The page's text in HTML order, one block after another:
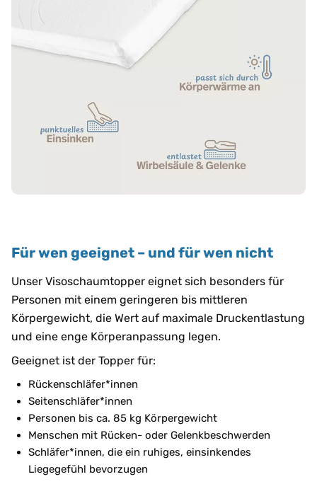
Für wen geeignet – und für wen nicht
Unser Visoschaumtopper eignet sich besonders für
Personen mit einem geringeren bis mittleren
Körpergewicht, die Wert auf maximale Druckentlastung
und eine enge Körperanpassung legen.
Geeignet ist der Topper für:
Rückenschläfer*innen
Seitenschläfer*innen
Personen bis ca. 85 kg Körpergewicht
Menschen mit Rücken- oder Gelenkbeschwerden
Schläfer*innen, die ein ruhiges, einsinkendes
Liegegefühl bevorzugen